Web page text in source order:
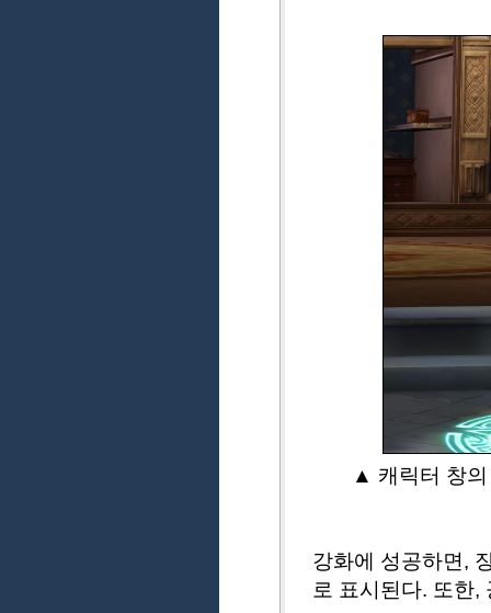
▲ 캐릭터 창의
강화에 성공하면,
로 표시된다. 또한,